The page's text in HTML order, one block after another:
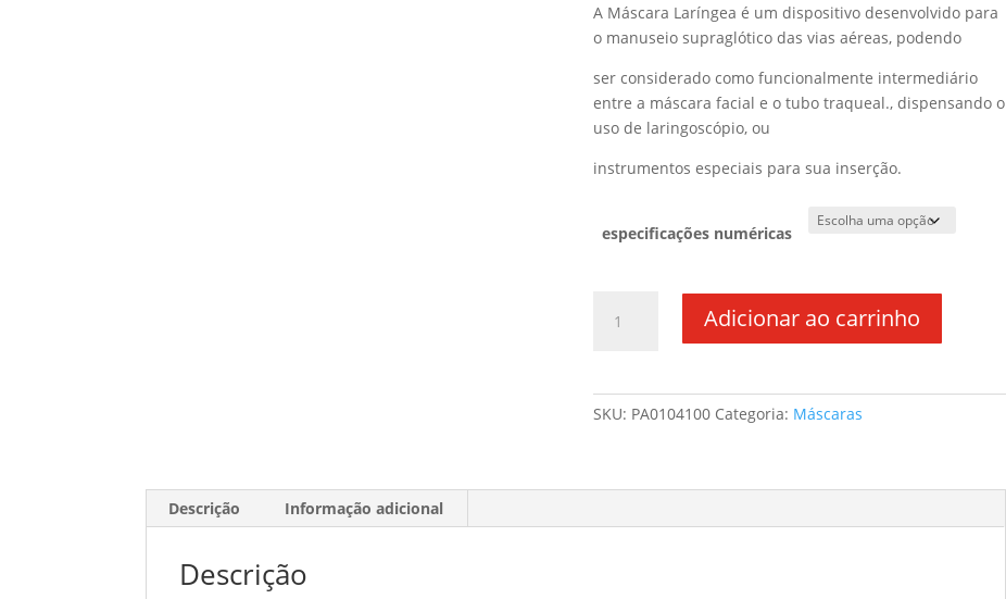
A Máscara Laríngea é um dispositivo desenvolvido para
o manuseio supraglótico das vias aéreas, podendo
ser considerado como funcionalmente intermediário
entre a máscara facial e o tubo traqueal., dispensando o
uso de laringoscópio, ou
instrumentos especiais para sua inserção.
especificações numéricas
Adicionar ao carrinho
SKU: PA0104100 Categoria: Máscaras
Descrição Informação adicional
Descrição